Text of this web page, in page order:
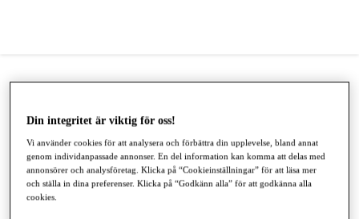
Din integritet är viktig för oss!
Vi använder cookies för att analysera och förbättra din upplevelse, bland annat
genom individanpassade annonser. En del information kan komma att delas med
annonsörer och analysföretag. Klicka på “Cookieinställningar” för att läsa mer
och ställa in dina preferenser. Klicka på “Godkänn alla” för att godkänna alla
cookies.